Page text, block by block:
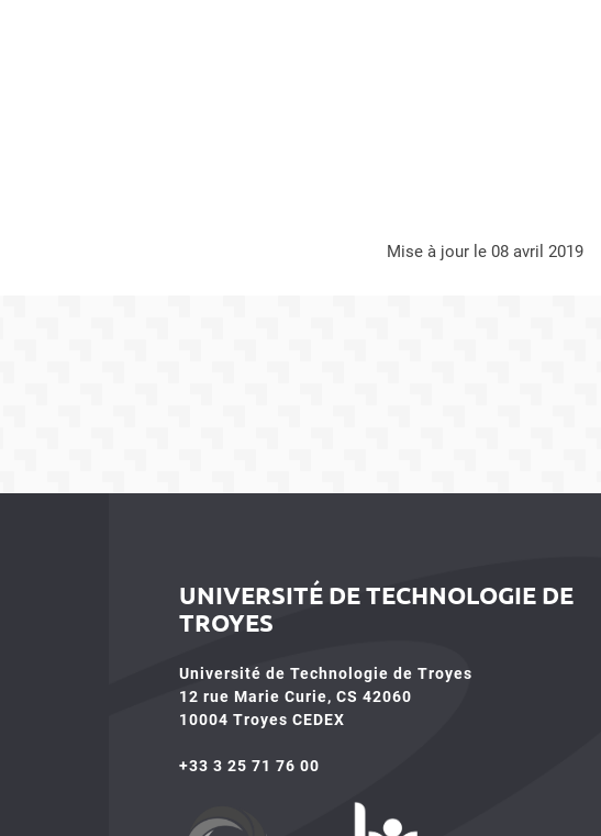
mise à jour le 08 avril 2019
UNIVERSITÉ DE TECHNOLOGIE DE
TROYES
Université de Technologie de Troyes
12 rue Marie Curie, CS 42060
10004 Troyes CEDEX
+33 3 25 71 76 00